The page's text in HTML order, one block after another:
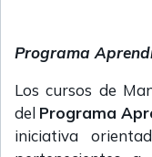
Programa
Los cursos de
del Programa
iniciativa